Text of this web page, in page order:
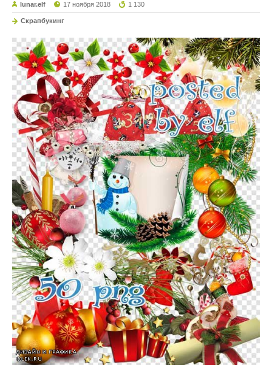
lunar.elf 17 ноября 2018 1 130
Скрапбукинг